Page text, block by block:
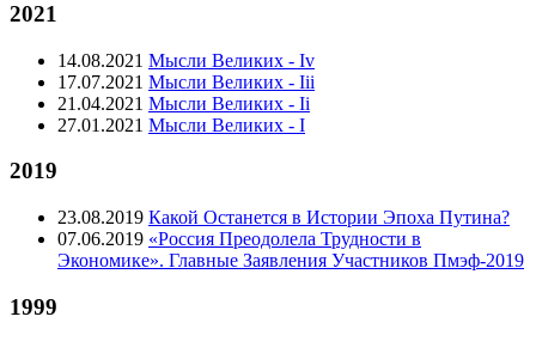
2021
14.08.2021 Мысли Великих - Iv
17.07.2021 Мысли Великих - Iii
21.04.2021 Мысли Великих - Ii
27.01.2021 Мысли Великих - I
2019
23.08.2019 Какой Останется в Истории Эпоха Путина?
07.06.2019 «Россия Преодолела Трудности в
Экономике». Главные Заявления Участников Пмэф-2019
1999